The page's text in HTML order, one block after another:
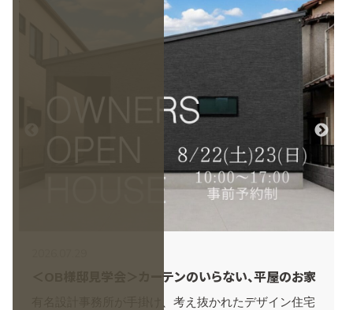
＜OB様邸見学会＞カーテンのいらない、平屋のお家
有名設計事務所が手掛け、考え抜かれたデザイン住宅